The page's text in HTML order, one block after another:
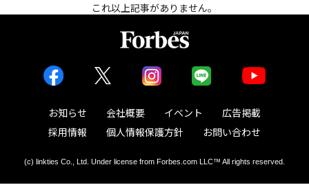
これ以上記事がありません。
お知らせ 会社概要 イベント
広告掲載
採用情報
個人情報保護方針 お問い合わせ
(c) linkties Co., Ltd. Under license from Forbes.com LLC™ All rights reserved.